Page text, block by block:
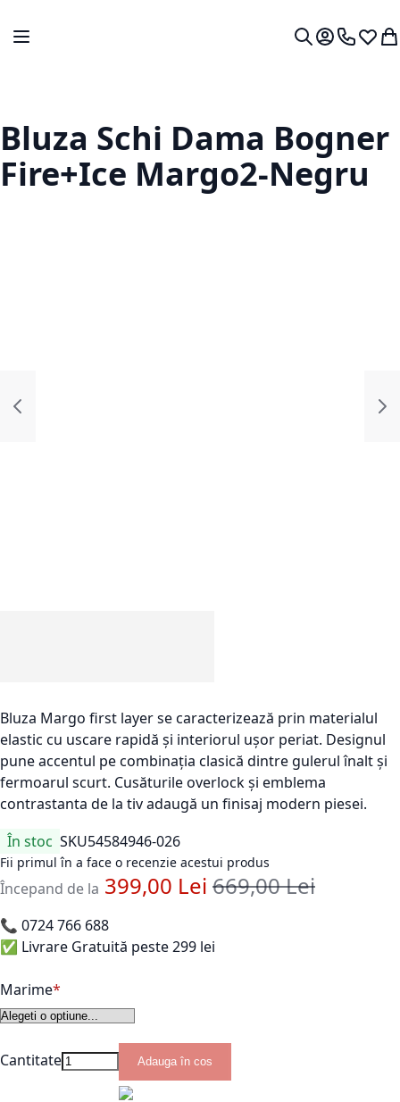
Comutare în navigare
Contul meu.
0724 766
Lista
Bluza Schi Dama Bogner
Fire+Ice Margo2-Negru
Bluza Margo first layer se caracterizează prin materialul
elastic cu uscare rapidă și interiorul ușor periat. Designul
pune accentul pe combinația clasică dintre gulerul înalt și
fermoarul scurt. Cusăturile overlock și emblema
contrastanta de la tiv adaugă un finisaj modern piesei.
În stoc SKU54584946-026
Fii primul în a face o recenzie acestui produs
Începand de la 399,00 Lei Pret standard
669,00 Lei
📞 0724 766 688
✅ Livrare Gratuită peste 299 lei
Marime
Cantitate Adauga în cos